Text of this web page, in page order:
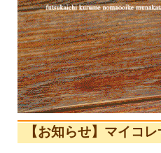
【お知らせ】マイコ